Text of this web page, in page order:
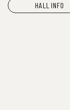
HALL INFO